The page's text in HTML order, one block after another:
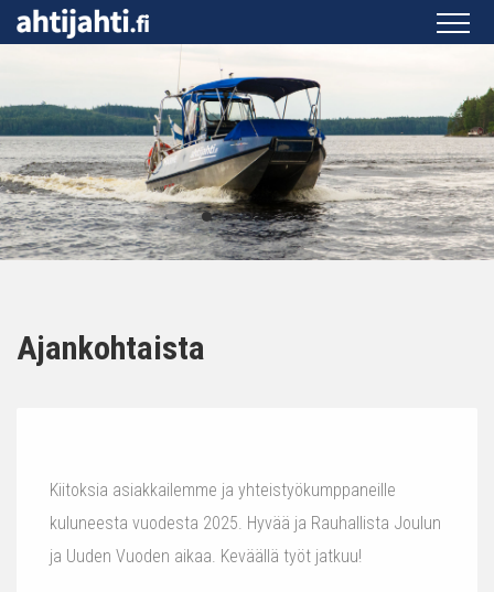
Ajankohtaista
Kiitoksia asiakkailemme ja yhteistyökumppaneille
kuluneesta vuodesta 2025. Hyvää ja Rauhallista Joulun
ja Uuden Vuoden aikaa. Keväällä työt jatkuu!